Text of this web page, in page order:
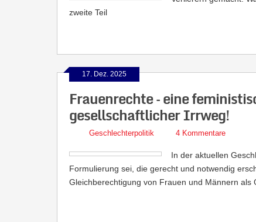
zweite Teil
17. Dez. 2025
Frauenrechte – eine
gesellschaftlicher Irrweg!
Geschlechterpolitik 4 Kommentare
In der aktuellen
Formulierung sei, die gerecht und notwendig
Gleichberechtigung von Frauen und Männern als